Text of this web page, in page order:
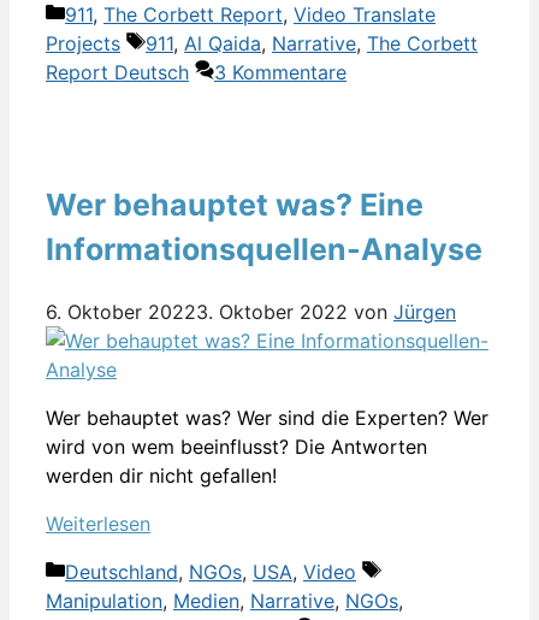
Kategorien
911, The Corbett Report, Video Translate
Projects
Schlagwörter
911, Al Qaida, Narrative, The Corbett
Report Deutsch
3 Kommentare
Wer behauptet was? Eine
Informationsquellen-Analyse
6. Oktober 20223. Oktober 2022 von Jürgen
Wer behauptet was? Wer sind die Experten? Wer
wird von wem beeinflusst? Die Antworten
werden dir nicht gefallen!
Weiterlesen
Kategorien
Deutschland, NGOs, USA, Video
Schlagwörter
Manipulation, Medien, Narrative, NGOs,